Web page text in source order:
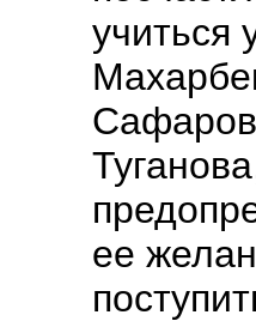
учиться
ее